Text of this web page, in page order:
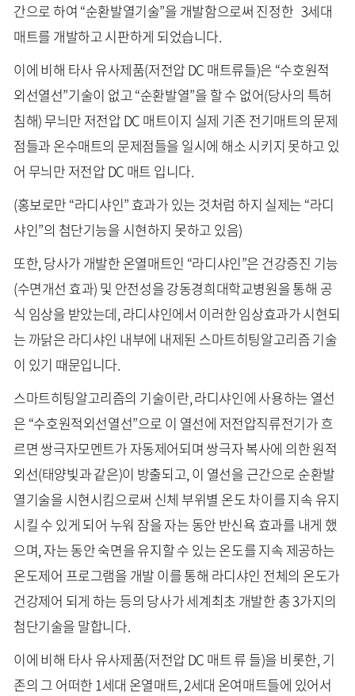
간으로 하여 “순환발열기술”을 개발함으로써 진정한 3세대
매트를 개발하고 시판하게 되었습니다.
이에 비해 타사 유사제품(저전압 DC 매트류들)은 “수호원적
외선열선”기술이 없고 “순환발열”을 할 수 없어(당사의 특허
침해) 무늬만 저전압 DC 매트이지 실제 기존 전기매트의 문제
점들과 온수매트의 문제점들을 일시에 해소 시키지 못하고 있
어 무늬만 저전압 DC 매트 입니다.
(홍보로만 “라디샤인” 효과가 있는 것처럼 하지 실제는 “라디
샤인”의 첨단기능을 시현하지 못하고 있음)
또한, 당사가 개발한 온열매트인 “라디샤인”은 건강증진 기능
(수면개선 효과) 및 안전성을 강동경희대학교병원을 통해 공
식 임상을 받았는데, 라디샤인에서 이러한 임상효과가 시현되
는 까닭은 라디샤인 내부에 내제된 스마트히팅알고리즘 기술
이 있기 때문입니다.
스마트히팅알고리즘의 기술이란, 라디샤인에 사용하는 열선
은 “수호원적외선열선”으로 이 열선에 저전압직류전기가 흐
르면 쌍극자모멘트가 자동제어되며 쌍극자 복사에 의한 원적
외선(태양빛과 같은)이 방출되고, 이 열선을 근간으로 순환발
열기술을 시현시킴으로써 신체 부위별 온도 차이를 지속 유지
시킬 수 있게 되어 누워 잠을 자는 동안 반신욕 효과를 내게 했
으며, 자는 동안 숙면을 유지할 수 있는 온도를 지속 제공하는
온도제어 프로그램을 개발 이를 통해 라디샤인 전체의 온도가
건강제어 되게 하는 등의 당사가 세계최초 개발한 총 3가지의
첨단기술을 말합니다.
이에 비해 타사 유사제품(저전압 DC 매트 류 들)을 비롯한, 기
존의 그 어떠한 1세대 온열매트, 2세대 온여매트들에 있어서